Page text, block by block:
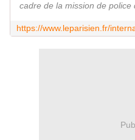
cadre de la mission de police